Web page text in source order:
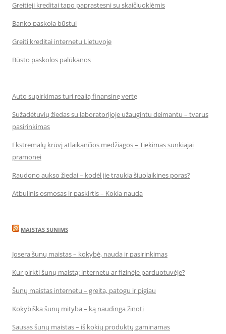
Greitieji kreditai tapo paprastesni su skaičiuoklėmis
Banko paskola būstui
Greiti kreditai internetu Lietuvoje
Būsto paskolos palūkanos
Auto supirkimas turi realią finansinę vertę
Sužadėtuvių žiedas su laboratorijoje užaugintu deimantu – tvarus
pasirinkimas
Ekstremalų krūvį atlaikančios medžiagos – Tiekimas sunkiajai
pramonei
Raudono aukso žiedai – kodėl jie traukia šiuolaikines poras?
Atbulinis osmosas ir paskirtis – Kokia nauda
MAISTAS SUNIMS
Josera šunų maistas – kokybė, nauda ir pasirinkimas
Kur pirkti šunų maistą: internetu ar fizinėje parduotuvėje?
Šunų maistas internetu – greita, patogu ir pigiau
Kokybiška šunų mityba – ką naudinga žinoti
Sausas šunų maistas – iš kokių produktų gaminamas